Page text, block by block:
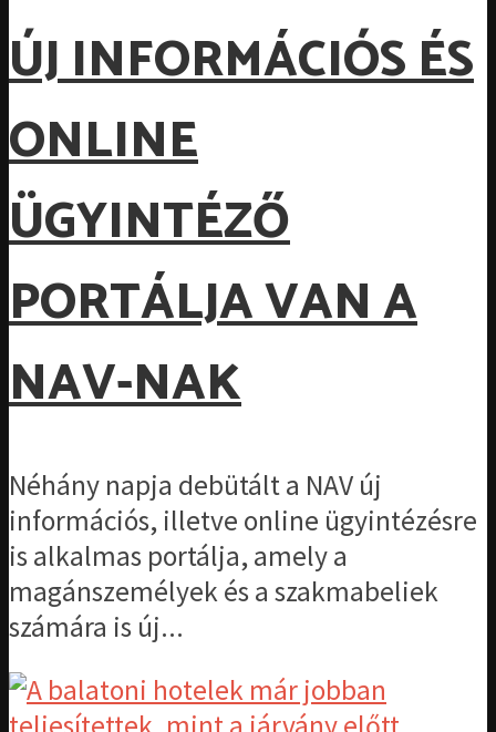
ÚJ INFORMÁCIÓS ÉS
ONLINE
ÜGYINTÉZŐ
PORTÁLJA VAN A
NAV-NAK
Néhány napja debütált a NAV új
információs, illetve online ügyintézésre
is alkalmas portálja, amely a
magánszemélyek és a szakmabeliek
számára is új...